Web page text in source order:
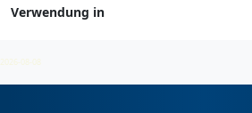
Verwendung in
2026-08-08